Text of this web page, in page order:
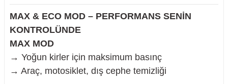
Ucu
MAX & ECO MOD – PERFORMANS SENİN
KONTROLÜNDE
MAX MOD
→ Yoğun kirler için maksimum basınç
→ Araç, motosiklet, dış cephe temizliği